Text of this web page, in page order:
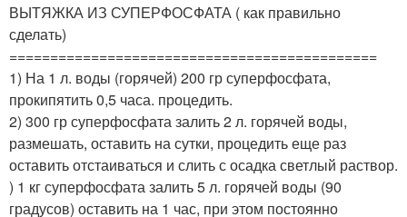
ВЫТЯЖКА ИЗ СУПЕРФОСФАТА ( как правильно
сделать)
=============================================
1) На 1 л. воды (горячей) 200 гр суперфосфата,
прокипятить 0,5 часа. процедить.
2) 300 гр суперфосфата залить 2 л. горячей воды,
размешать, оставить на сутки, процедить еще раз
оставить отстаиваться и слить с осадка светлый раствор.
) 1 кг суперфосфата залить 5 л. горячей воды (90
градусов) оставить на 1 час, при этом постоянно